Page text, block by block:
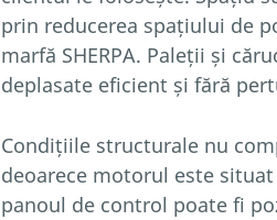
prin reducerea spațiului de
marfă SHERPA. Paleții și
deplasate eficient și fără
Condițiile structurale nu
deoarece motorul este
panoul de control poate fi